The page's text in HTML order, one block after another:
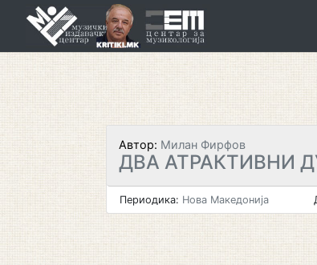
Автор: Милан Фирфов
ДВА АТРАКТИВНИ
Периодика: Нова Македонија